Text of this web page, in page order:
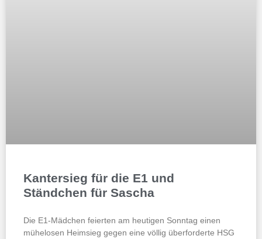
Kantersieg für die E1 und
Ständchen für Sascha
Die E1-Mädchen feierten am heutigen Sonntag einen
mühelosen Heimsieg gegen eine völlig überforderte HSG